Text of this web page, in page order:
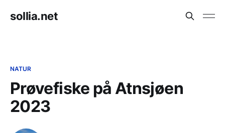
sollia.net
NATUR
Prøvefiske på Atnsjøen
2023